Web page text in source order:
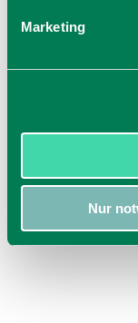
Marketing
Nur
Veranstalter
Markus